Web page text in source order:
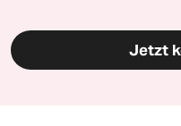
Jetzt